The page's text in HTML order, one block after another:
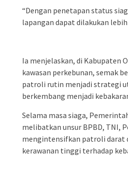
“Dengan penetapan status
lapangan dapat dilakukan
Ia menjelaskan, di Kabupaten
kawasan perkebunan, semak
patroli rutin menjadi strategi
berkembang menjadi
Selama masa siaga,
melibatkan unsur BPBD, TNI,
mengintensifkan patroli darat
kerawanan tinggi terhadap